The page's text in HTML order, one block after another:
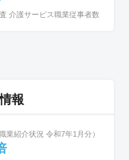
介護サービス職業従事者数
報
業紹介状況 令和7年1月分）